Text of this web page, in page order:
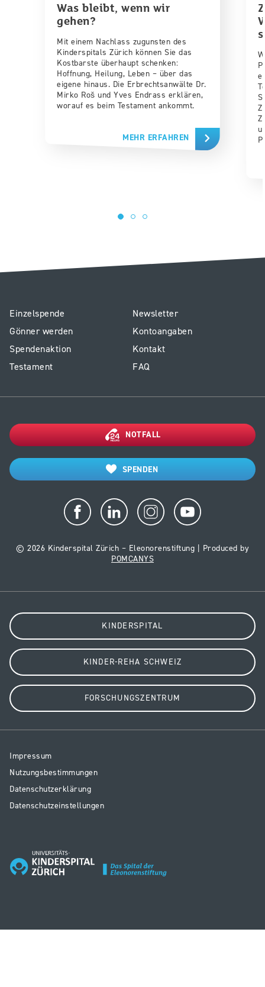
Was bleibt, wenn wir
gehen?
Mit einem Nachlass zugunsten des
Kinderspitals Zürich können Sie das
Kostbarste überhaupt schenken:
Hoffnung, Heilung, Leben – über das
eigene hinaus. Die Erbrechtsanwälte Dr.
Mirko Roš und Yves Endrass erklären,
worauf es beim Testament ankommt.
MEHR ERFAHREN
E4
-
Footer
Spenden
Einzelspende
Gönner werden
Spendenaktion
Testament
Service
Spenden
Newsletter
Kontoangaben
Kontakt
FAQ
NOTFALL
SPENDEN
© 2026 Kinderspital Zürich – Eleonorenstiftung | Produced by
POMCANYS
KINDERSPITAL
KINDER-REHA SCHWEIZ
FORSCHUNGSZENTRUM
Resp
Legal
Impressum
Nutzungsbestimmungen
Datenschutzerklärung
Datenschutzeinstellungen